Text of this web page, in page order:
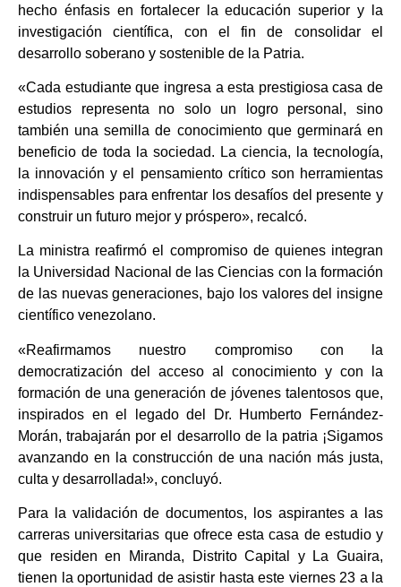
hecho énfasis en fortalecer la educación superior y la
investigación científica, con el fin de consolidar el
desarrollo soberano y sostenible de la Patria.
«Cada estudiante que ingresa a esta prestigiosa casa de
estudios representa no solo un logro personal, sino
también una semilla de conocimiento que germinará en
beneficio de toda la sociedad. La ciencia, la tecnología,
la innovación y el pensamiento crítico son herramientas
indispensables para enfrentar los desafíos del presente y
construir un futuro mejor y próspero», recalcó.
La ministra reafirmó el compromiso de quienes integran
la Universidad Nacional de las Ciencias con la formación
de las nuevas generaciones, bajo los valores del insigne
científico venezolano.
«Reafirmamos nuestro compromiso con la
democratización del acceso al conocimiento y con la
formación de una generación de jóvenes talentosos que,
inspirados en el legado del Dr. Humberto Fernández-
Morán, trabajarán por el desarrollo de la patria ¡Sigamos
avanzando en la construcción de una nación más justa,
culta y desarrollada!», concluyó.
Para la validación de documentos, los aspirantes a las
carreras universitarias que ofrece esta casa de estudio y
que residen en Miranda, Distrito Capital y La Guaira,
tienen la oportunidad de asistir hasta este viernes 23 a la